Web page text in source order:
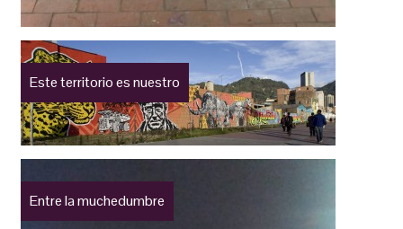
Este territorio es nuestro
Entre la muchedumbre